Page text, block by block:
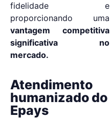
fidelidade e
proporcionando uma
vantagem competitiva
significativa no
mercado.
Atendimento
humanizado do
Epays